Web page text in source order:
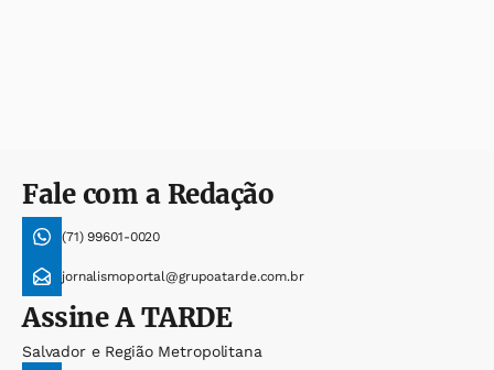
Fale com a Redação
(71) 99601-0020
jornalismoportal@grupoatarde.com.br
AssineA TARDE
Salvador e Região Metropolitana